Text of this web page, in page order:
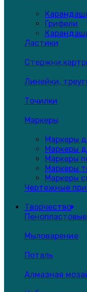
Грифели
Ластики
Линейки,
Точилки
Маркеры
Маркеры
Маркеры
Маркеры
Маркеры
Маркеры
Чертежные
Творчество
Мыловарение
Поталь
Алмазная